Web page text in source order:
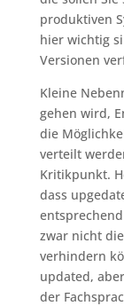
produktiven
hier wichtig
Versionen
Kleine
gehen wird,
die
verteilt
Kritikpunkt.
dass
zwar nicht
verhindern
updated,
der